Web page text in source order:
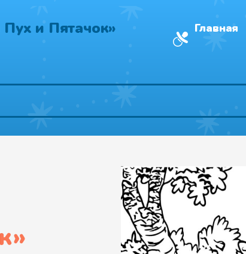
и Пятачок» Главная
»